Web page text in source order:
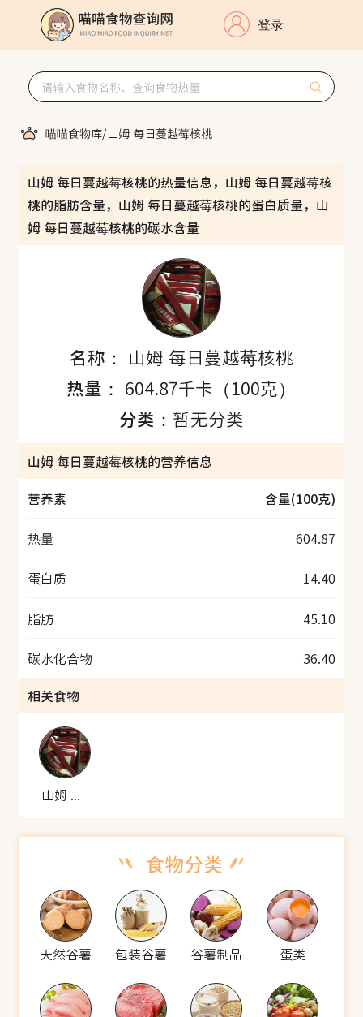
登录
喵喵食物库/山姆 每日蔓越莓核桃
山姆 每日蔓越莓核桃的热量信息，山姆 每日蔓越莓核
桃的脂肪含量，山姆 每日蔓越莓核桃的蛋白质量，山
姆 每日蔓越莓核桃的碳水含量
名称： 山姆 每日蔓越莓核桃
热量： 604.87千卡（100克）
分类： 暂无分类
山姆 每日蔓越莓核桃的营养信息
营养素
含量(100克)
热量 604.87
蛋白质 14.40
脂肪 45.10
碳水化合物
36.40
相关食物
山姆 每日蔓越莓核桃
天然谷薯 包装谷薯 谷薯制品 蛋类